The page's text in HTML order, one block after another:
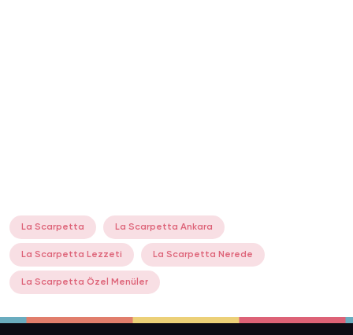
La Scarpetta La Scarpetta Ankara
La Scarpetta Lezzeti La Scarpetta Nerede
La Scarpetta Özel Menüler